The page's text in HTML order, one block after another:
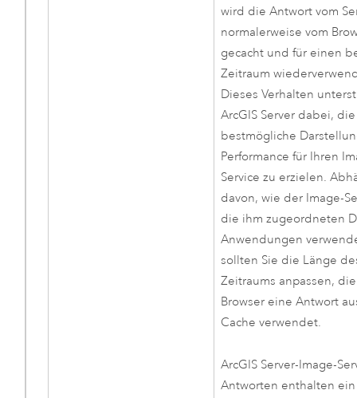
wird die Antwort vom
normalerweise vom
gecacht und für einen
Zeitraum
Dieses Verhalten
ArcGIS Server dabei, die
bestmögliche
Performance für Ihren
Service zu erzielen.
davon, wie der Image-
die ihm zugeordneten
Anwendungen
sollten Sie die Länge
Zeitraums anpassen,
Browser eine Antwort
Cache verwendet.
ArcGIS Server-Image-
Antworten enthalten ein